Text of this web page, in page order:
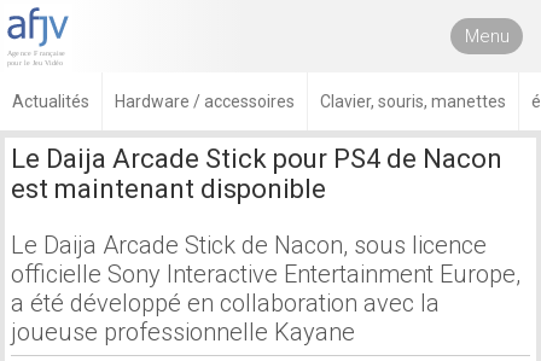
Menu
Actualités Hardware / accessoires Clavier, souris, manettes
Le Daija Arcade Stick pour PS4 de Nacon
est maintenant disponible
Le Daija Arcade Stick de Nacon, sous licence
officielle Sony Interactive Entertainment Europe,
a été développé en collaboration avec la
joueuse professionnelle Kayane